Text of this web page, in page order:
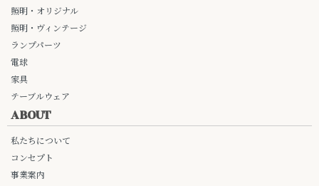
照明・オリジナル
照明・ヴィンテージ
ランプパーツ
電球
家具
テーブルウェア
ABOUT
私たちについて
コンセプト
事業案内